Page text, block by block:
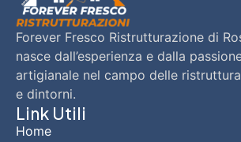
Forever Fresco Ristrutturazione di
nasce dall’esperienza e dalla
artigianale nel campo delle
e dintorni.
Link Utili
Home